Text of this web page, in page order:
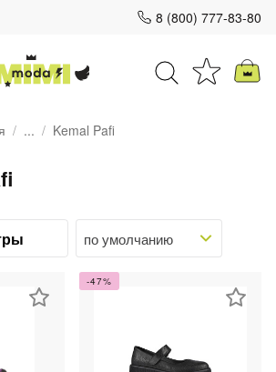
8 (800) 777-83-80
... Kemal Pafi
-47%
банков
части